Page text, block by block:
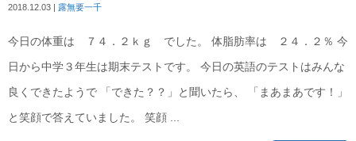
2018.12.03 露無要一千
今日の体重は ７４．２ｋｇ でした。 体脂肪率は ２４．２％ 今
日から中学３年生は期末テストです。 今日の英語のテストはみんな
良くできたようで 「できた？？」と聞いたら、 「まあまあです！」
と笑顔で答えていました。 笑顔 ...